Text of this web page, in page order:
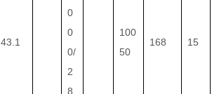
15
43.1
0
0
0/
2
8
100
50
168